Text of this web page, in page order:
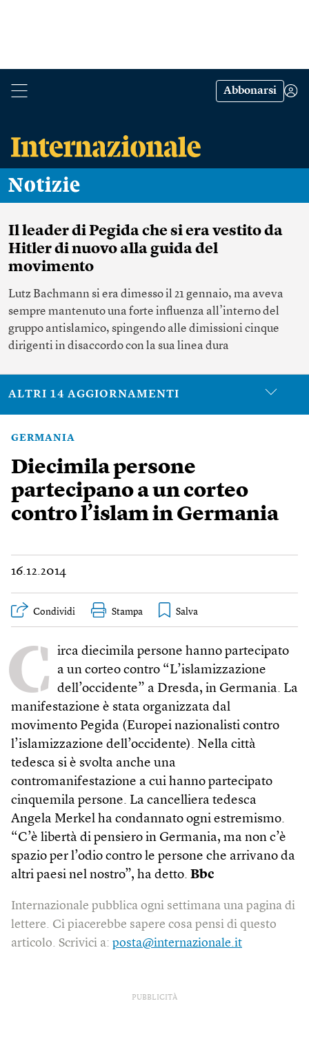
Abbonarsi
Notizie
Il leader di Pegida che si era vestito da
Hitler di nuovo alla guida del
movimento
Lutz Bachmann si era dimesso il 21 gennaio, ma aveva
sempre mantenuto una forte influenza all’interno del
gruppo antislamico, spingendo alle dimissioni cinque
dirigenti in disaccordo con la sua linea dura
ALTRI 14 AGGIORNAMENTI
GERMANIA
Diecimila persone
partecipano a un corteo
contro l’islam in Germania
16.12.2014
Condividi Stampa
C
irca diecimila persone hanno partecipato
a un corteo contro “L’islamizzazione
dell’occidente” a Dresda, in Germania. La
manifestazione è stata organizzata dal
movimento Pegida (Europei nazionalisti contro
l’islamizzazione dell’occidente). Nella città
tedesca si è svolta anche una
contromanifestazione a cui hanno partecipato
cinquemila persone. La cancelliera tedesca
Angela Merkel ha condannato ogni estremismo.
“C’è libertà di pensiero in Germania, ma non c’è
spazio per l’odio contro le persone che arrivano da
altri paesi nel nostro”, ha detto. Bbc
Internazionale pubblica ogni settimana una pagina di
lettere. Ci piacerebbe sapere cosa pensi di questo
articolo. Scrivici a: posta@internazionale.it
PUBBLICITÀ